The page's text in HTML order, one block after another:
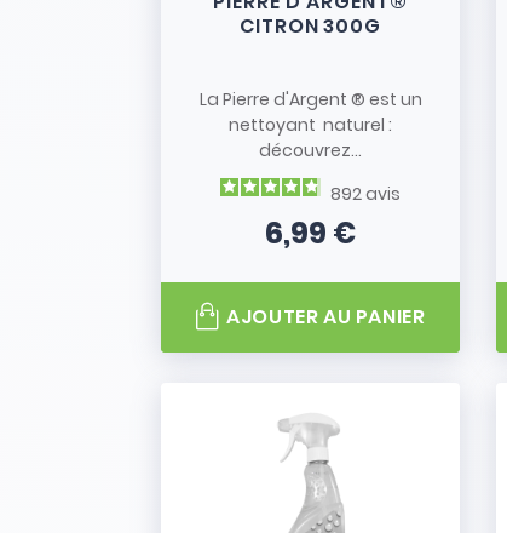
CITRON 300G
La Pierre d'Argent ® est un
nettoyant naturel :
découvrez...
892avis
Prix
6,99 €
AJOUTER AU PANIER